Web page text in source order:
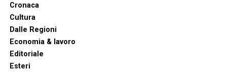
Cronaca
Cultura
Dalle Regioni
Economia & lavoro
Editoriale
Esteri